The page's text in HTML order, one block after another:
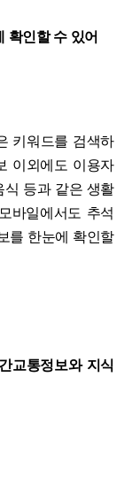
확인할 수 있어
키워드를 검색하
이외에도 이용자
식 등과 같은 생활
바일에서도 추석
를 한눈에 확인할
교통정보와 지식